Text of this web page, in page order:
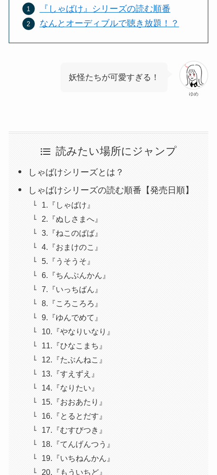
『しゃばけ』シリーズの読む順番
なんとオーディブルで聴き放題！？
ゆめ
妖怪たちが可愛すぎる！
読みたい場所にジャンプ
しゃばけシリーズとは？
しゃばけシリーズの読む順番【発売日順】
1.『しゃばけ』
2.『ぬしさまへ』
3.『ねこのばば』
4.『おまけのこ』
5.『うそうそ』
6.『ちんぷんかん』
7.『いっちばん』
8.『ころころろ』
9.『ゆんでめて』
10.『やなりいなり』
11.『ひなこまち』
12.『たぶんねこ』
13.『すえずえ』
14.『なりたい』
15.『おおあたり』
16.『とるとだす』
17.『むすびつき』
18.『てんげんつう』
19.『いちねんかん』
20.『もういちど』